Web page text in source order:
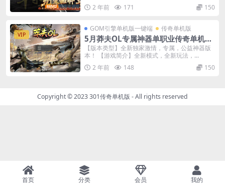
2 年前
171 150
VIP
GOM引擎单机版一键端 传奇单机版
5月莽夫OL专属神器单职业传奇单机版-
附带GM后台
【版本类型】全新独家激情，专属，公益神器版
本！ 【游戏简介】全新模式，全新玩法，...
2 年前
148 150
Copyright © 2023301传奇单机版 - All rights reserved
首页 分类 会员 我的